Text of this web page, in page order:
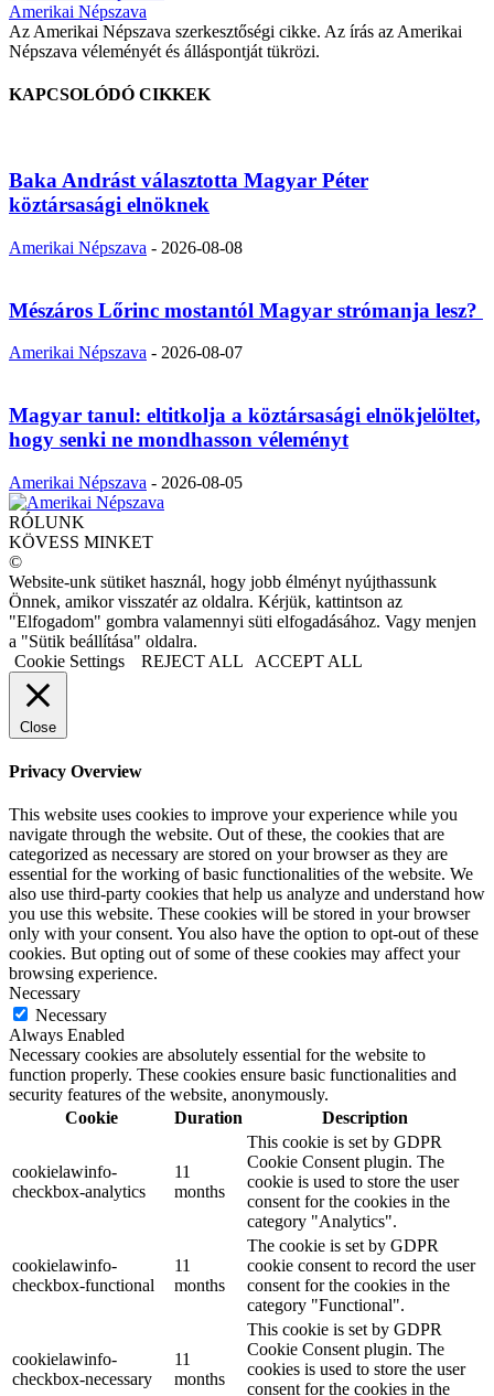
Amerikai Népszava
Az Amerikai Népszava szerkesztőségi cikke. Az írás az Amerikai
Népszava véleményét és álláspontját tükrözi.
KAPCSOLÓDÓ CIKKEK
Baka Andrást választotta Magyar Péter
köztársasági elnöknek
Amerikai Népszava - 2026-08-08
Mészáros Lőrinc mostantól Magyar strómanja lesz?
Amerikai Népszava - 2026-08-07
Magyar tanul: eltitkolja a köztársasági elnökjelöltet,
hogy senki ne mondhasson véleményt
Amerikai Népszava - 2026-08-05
RÓLUNK
KÖVESS MINKET
©
Website-unk sütiket használ, hogy jobb élményt nyújthassunk
Önnek, amikor visszatér az oldalra. Kérjük, kattintson az
"Elfogadom" gombra valamennyi süti elfogadásához. Vagy menjen
a "Sütik beállítása" oldalra.
Cookie Settings
REJECT ALL ACCEPT ALL
Close
Privacy Overview
This website uses cookies to improve your experience while you
navigate through the website. Out of these, the cookies that are
categorized as necessary are stored on your browser as they are
essential for the working of basic functionalities of the website. We
also use third-party cookies that help us analyze and understand how
you use this website. These cookies will be stored in your browser
only with your consent. You also have the option to opt-out of these
cookies. But opting out of some of these cookies may affect your
browsing experience.
Necessary
Necessary
Always Enabled
Necessary cookies are absolutely essential for the website to
function properly. These cookies ensure basic functionalities and
security features of the website, anonymously.
Cookie
Duration Description
cookielawinfo-
checkbox-analytics
11
months
This cookie is set by GDPR
Cookie Consent plugin. The
cookie is used to store the user
consent for the cookies in the
category "Analytics".
cookielawinfo-
checkbox-functional
11
months
The cookie is set by GDPR
cookie consent to record the user
consent for the cookies in the
category "Functional".
cookielawinfo-
checkbox-necessary
11
months
This cookie is set by GDPR
Cookie Consent plugin. The
cookies is used to store the user
consent for the cookies in the